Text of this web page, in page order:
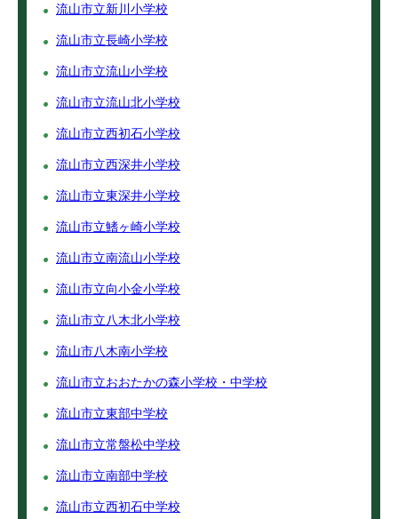
流山市立新川小学校
流山市立長崎小学校
流山市立流山小学校
流山市立流山北小学校
流山市立西初石小学校
流山市立西深井小学校
流山市立東深井小学校
流山市立鰭ヶ崎小学校
流山市立南流山小学校
流山市立向小金小学校
流山市立八木北小学校
流山市八木南小学校
流山市立おおたかの森小学校・中学校
流山市立東部中学校
流山市立常盤松中学校
流山市立南部中学校
流山市立西初石中学校